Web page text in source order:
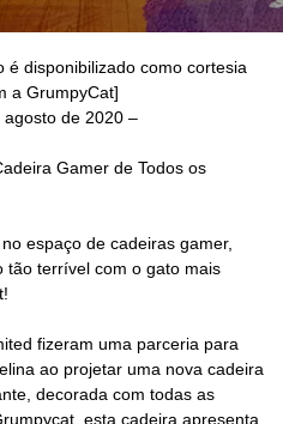
é disponibilizado como cortesia
a GrumpyCat]
agosto de 2020 –
Gamer de Todos os
espaço de cadeiras gamer,
tão terrível com o gato mais
fizeram uma parceria para
ao projetar uma nova cadeira
decorada com todas as
esta cadeira apresenta